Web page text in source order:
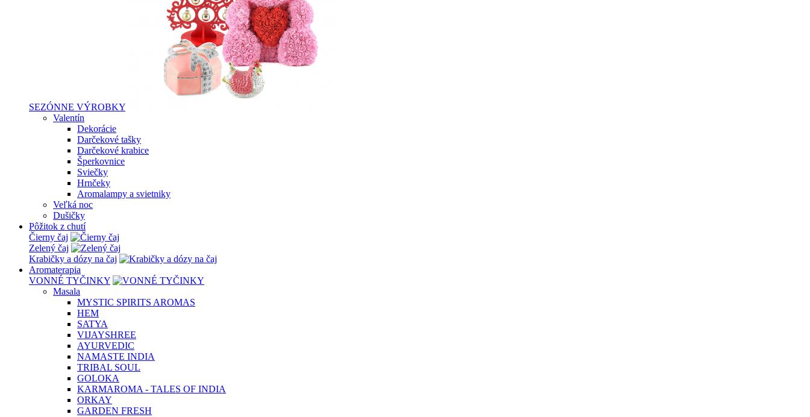
SEZÓNNE VÝROBKY
Valentín
Dekorácie
Darčekové tašky
Darčekové krabice
Šperkovnice
Sviečky
Hrnčeky
Aromalampy a svietniky
Veľká noc
Dušičky
Pôžitok z chutí
Čierny čaj
Zelený čaj
Krabičky a dózy na čaj
Aromaterapia
VONNÉ TYČINKY
Masala
MYSTIC SPIRITS AROMAS
HEM
SATYA
VIJAYSHREE
AYURVEDIC
NAMASTE INDIA
TRIBAL SOUL
GOLOKA
KARMAROMA - TALES OF INDIA
ORKAY
GARDEN FRESH